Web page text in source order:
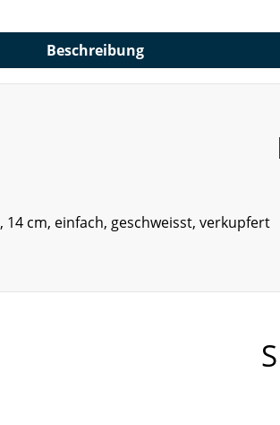
Beschreibung
, 14 cm, einfach, geschweisst, verkupfert